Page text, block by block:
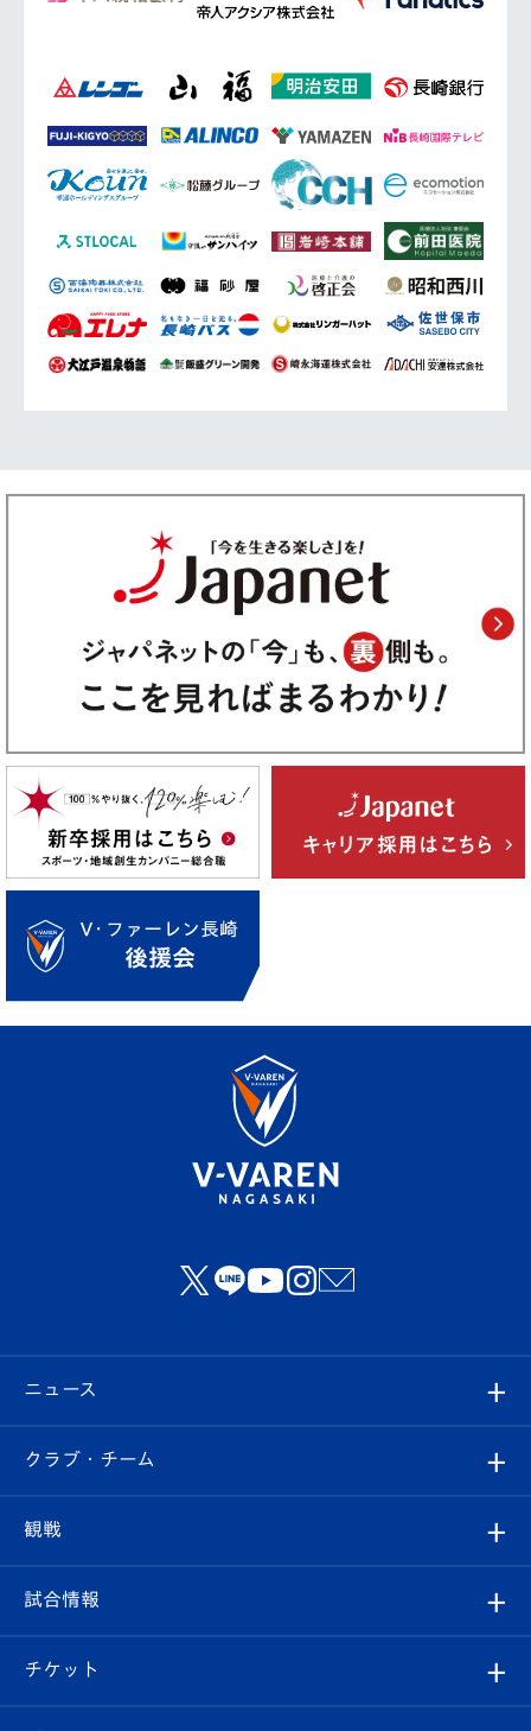
ニュース
すべて
クラブ
試合情報
クラブ・チーム
クラブ概要
エンブレム紹介
観戦
観戦ルール
はじめての観戦ガイド
試合情報
試合日程/結果
チケット